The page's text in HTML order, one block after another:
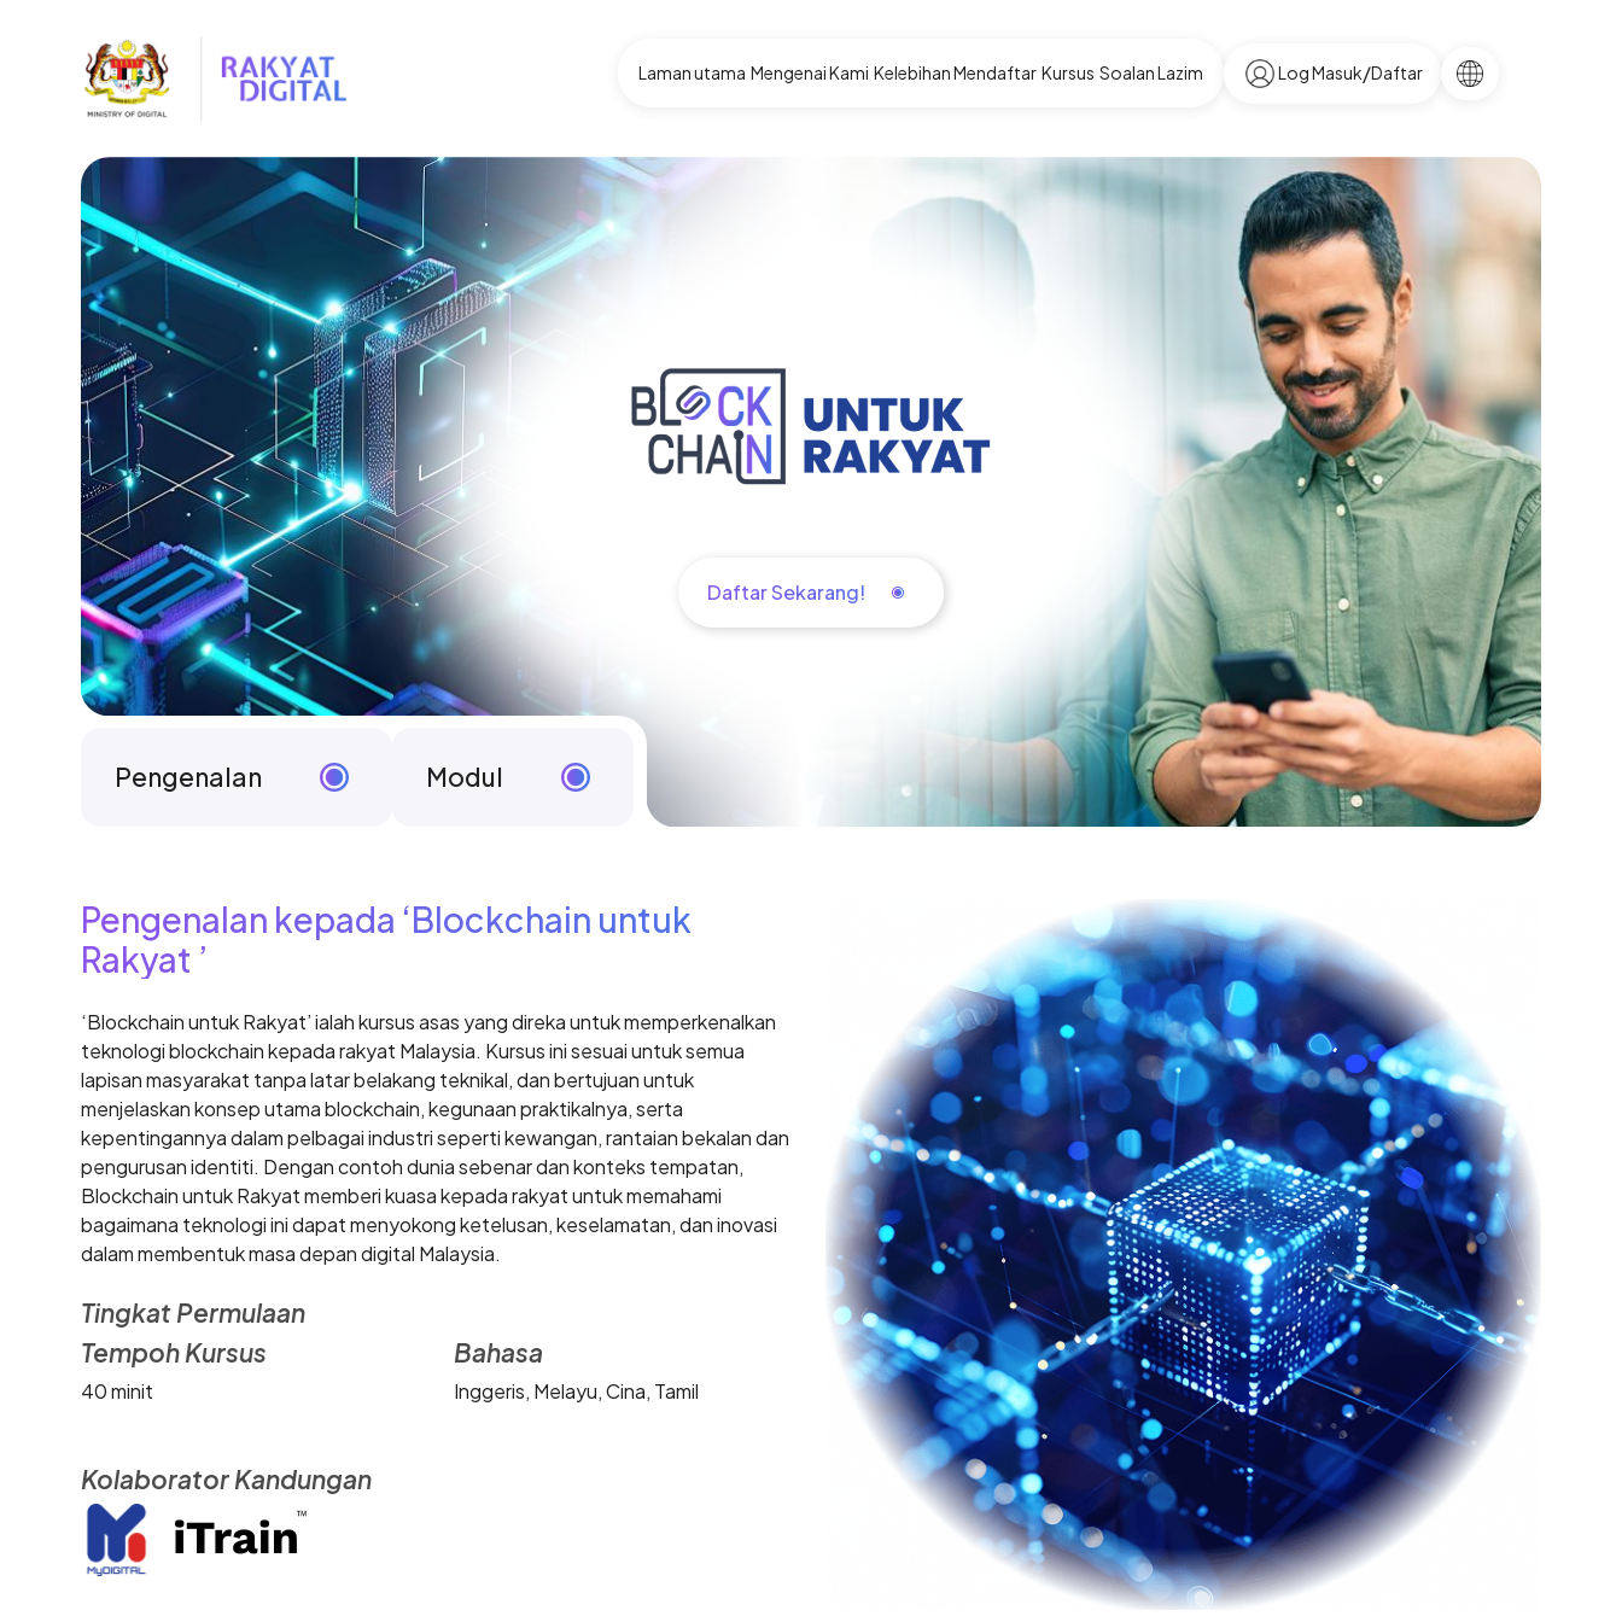
Laman utama Mengenai Kami Kelebihan Mendaftar Kursus Soalan Lazim Log Masuk/Daftar
Select your
Blockchain untuk Rakyat
Daftar Sekarang!
Pengenalan Modul
Pengenalan kepada ‘Blockchain untuk
Rakyat ’
‘Blockchain untuk Rakyat’ ialah kursus asas yang direka untuk memperkenalkan
teknologi blockchain kepada rakyat Malaysia. Kursus ini sesuai untuk semua
lapisan masyarakat tanpa latar belakang teknikal, dan bertujuan untuk
menjelaskan konsep utama blockchain, kegunaan praktikalnya, serta
kepentingannya dalam pelbagai industri seperti kewangan, rantaian bekalan dan
pengurusan identiti. Dengan contoh dunia sebenar dan konteks tempatan,
Blockchain untuk Rakyat memberi kuasa kepada rakyat untuk memahami
bagaimana teknologi ini dapat menyokong ketelusan, keselamatan, dan inovasi
dalam membentuk masa depan digital Malaysia.
Tingkat Permulaan
Tempoh Kursus
40 minit
Bahasa
Inggeris, Melayu, Cina, Tamil
Kolaborator Kandungan